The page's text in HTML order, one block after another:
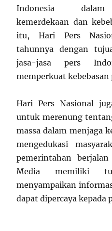
Indonesia dalam
kemerdekaan dan
itu, Hari Pers
tahunnya dengan
jasa-jasa pers
memperkuat kebebasan
Hari Pers Nasional
untuk merenung
massa dalam menjaga
mengedukasi
pemerintahan
Media memiliki
menyampaikan
dapat dipercaya kepada